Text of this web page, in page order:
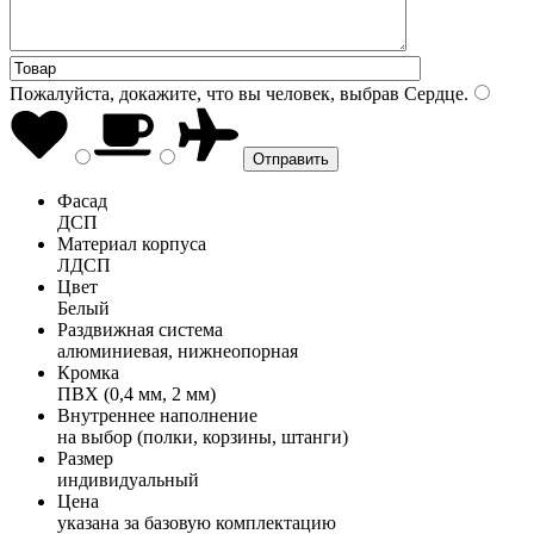
Пожалуйста, докажите, что вы человек, выбрав Сердце.
Фасад
ДСП
Материал корпуса
ЛДСП
Цвет
Белый
Раздвижная система
алюминиевая, нижнеопорная
Кромка
ПВХ (0,4 мм, 2 мм)
Внутреннее наполнение
на выбор (полки, корзины, штанги)
Размер
индивидуальный
Цена
указана за базовую комплектацию